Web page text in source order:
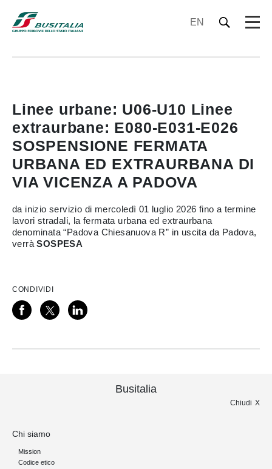
EN
Linee urbane: U06-U10 Linee
extraurbane: E080-E031-E026
SOSPENSIONE FERMATA
URBANA ED EXTRAURBANA DI
VIA VICENZA A PADOVA
da inizio servizio di mercoledì 01 luglio 2026 fino a termine
lavori stradali, la fermata urbana ed extraurbana
denominata “Padova Chiesanuova R” in uscita da Padova,
verràSOSPESA
CONDIVIDI
Busitalia
Chiudi
Chi siamo
Mission
Codice etico